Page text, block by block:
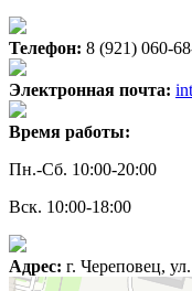
Телефон: 8 (921) 060-
Электронная почта:
Время работы:
Пн.-Сб. 10:00-20:00
Вск. 10:00-18:00
Адрес: г. Череповец,